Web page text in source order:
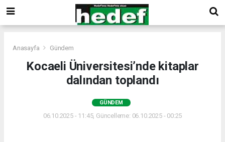
Anasayfa Gündem
Kocaeli Üniversitesi’nde kitaplar
dalından toplandı
GÜNDEM
06.10.2025 - 11:45, Güncelleme: 06.10.2025 - 00:25